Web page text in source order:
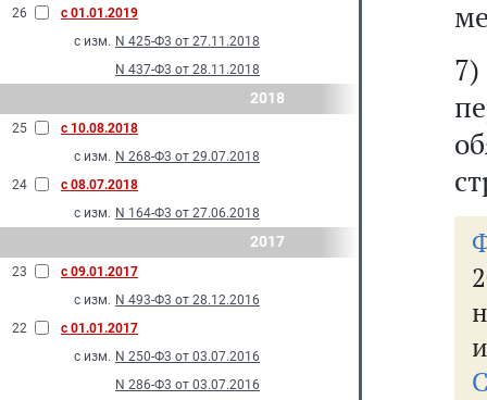
26
с 01.01.2019
с изм. N 425-Ф3 от 27.11.2018
N 437-Ф3 от 28.11.2018
2018
25
с 10.08.2018
с изм. N 268-Ф3 от 29.07.2018
24
с 08.07.2018
с изм. N 164-Ф3 от 27.06.2018
2017
23
с 09.01.2017
с изм. N 493-Ф3 от 28.12.2016
22
с 01.01.2017
с изм. N 250-Ф3 от 03.07.2016
N 286-Ф3 от 03.07.2016